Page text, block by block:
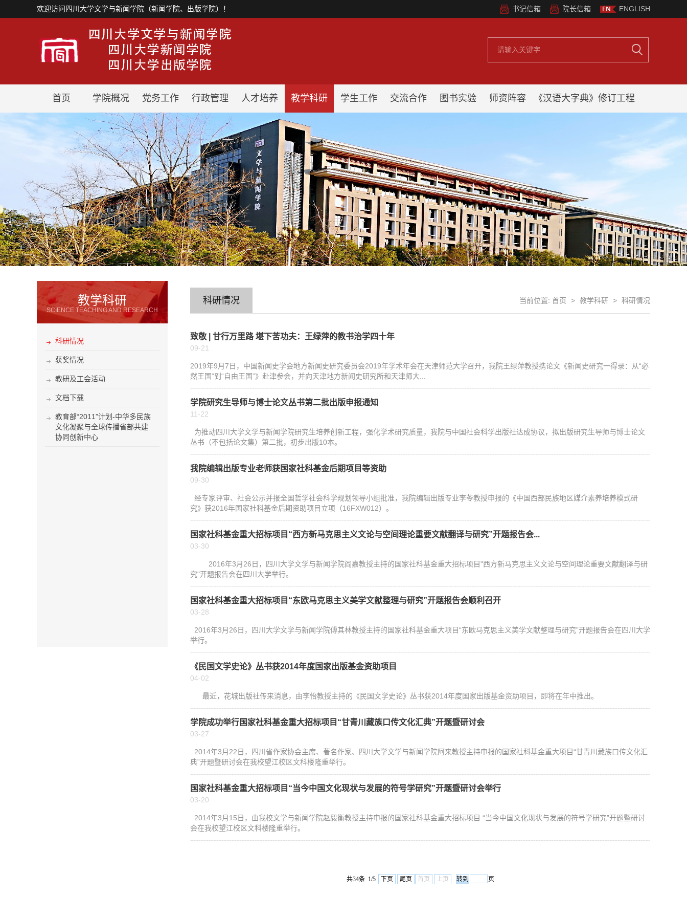
欢迎访问四川大学文学与新闻学院（新闻学院、出版学院）！ ENGLISH
院长信箱
书记信箱
首页 学院概况 党务工作 行政管理 人才培养 教学科研 学生工作 交流合作 图书实验 师资阵容 《汉语大字典》修订工程
教学科研
SCIENCE TEACHING AND RESEARCH
科研情况
获奖情况
教研及工会活动
文档下载
教育部“2011”计划-中华多民族
文化凝聚与全球传播省部共建
协同创新中心
科研情况 当前位置: 首页 > 教学科研 > 科研情况
致敬 | 甘行万里路 堪下苦功夫：王绿萍的教书治学四十年
09-21
2019年9月7日，中国新闻史学会地方新闻史研究委员会2019年学术年会在天津师范大学召开，我院王绿萍教授携论文《新闻史研究一得录：从“必
然王国”到“自由王国”》赴津参会，并向天津地方新闻史研究所和天津师大...
学院研究生导师与博士论文丛书第二批出版申报通知
11-22
为推动四川大学文学与新闻学院研究生培养创新工程，强化学术研究质量，我院与中国社会科学出版社达成协议，拟出版研究生导师与博士论文
丛书（不包括论文集）第二批，初步出版10本。
我院编辑出版专业老师获国家社科基金后期项目等资助
09-30
经专家评审、社会公示并报全国哲学社会科学规划领导小组批准，我院编辑出版专业李苓教授申报的《中国西部民族地区媒介素养培养模式研
究》获2016年国家社科基金后期资助项目立项（16FXW012）。
国家社科基金重大招标项目“西方新马克思主义文论与空间理论重要文献翻译与研究”开题报告会...
03-30
2016年3月26日，四川大学文学与新闻学院阎嘉教授主持的国家社科基金重大招标项目"西方新马克思主义文论与空间理论重要文献翻译与研
究"开题报告会在四川大学举行。
国家社科基金重大招标项目“东欧马克思主义美学文献整理与研究”开题报告会顺利召开
03-28
2016年3月26日，四川大学文学与新闻学院傅其林教授主持的国家社科基金重大项目“东欧马克思主义美学文献整理与研究”开题报告会在四川大学
举行。
《民国文学史论》丛书获2014年度国家出版基金资助项目
04-02
最近，花城出版社传来消息，由李怡教授主持的《民国文学史论》丛书获2014年度国家出版基金资助项目，即将在年中推出。
学院成功举行国家社科基金重大招标项目“甘青川藏族口传文化汇典”开题暨研讨会
03-27
2014年3月22日，四川省作家协会主席、著名作家、四川大学文学与新闻学院阿来教授主持申报的国家社科基金重大项目“甘青川藏族口传文化汇
典”开题暨研讨会在我校望江校区文科楼隆重举行。
国家社科基金重大招标项目“当今中国文化现状与发展的符号学研究”开题暨研讨会举行
03-20
2014年3月15日，由我校文学与新闻学院赵毅衡教授主持申报的国家社科基金重大招标项目 “当今中国文化现状与发展的符号学研究”开题暨研讨
会在我校望江校区文科楼隆重举行。
共34条 1/5 首页 上页
下页 尾页 页